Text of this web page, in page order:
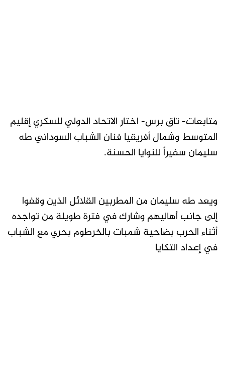
متابعات- تاق برس- اختار الاتحاد الدولي للسكري إقليم
المتوسط وشمال أفريقيا فنان الشباب السوداني طه
سليمان سفيراً للنوايا الحسنة.
ويعد طه سليمان من المطربين القلائل الذين وقفوا
إلى جانب أهاليهم وشارك في فترة طويلة من تواجده
أثناء الحرب بضاحية شمبات بالخرطوم بحري مع الشباب
في إعداد التكايا